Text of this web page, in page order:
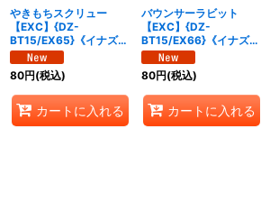
やきもちスクリュー
【EXC】{DZ-
BT15/EX65}《イナズマ
イレブン》
80円(税込)
カートに入れる
バウンサーラビット
【EXC】{DZ-
BT15/EX66}《イナズマ
イレブン》
80円(税込)
カートに入れる